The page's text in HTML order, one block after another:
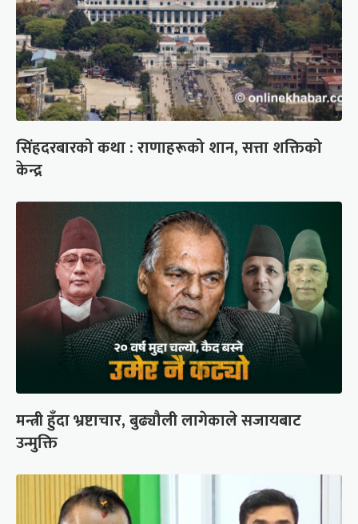
सिंहदरबारको कथा : राणाहरूको शान, सत्ता शक्तिको
केन्द्र
मन्त्री हुँदा भ्रष्टाचार, बुढ्यौली लागेकाले सजायबाट
उन्मुक्ति